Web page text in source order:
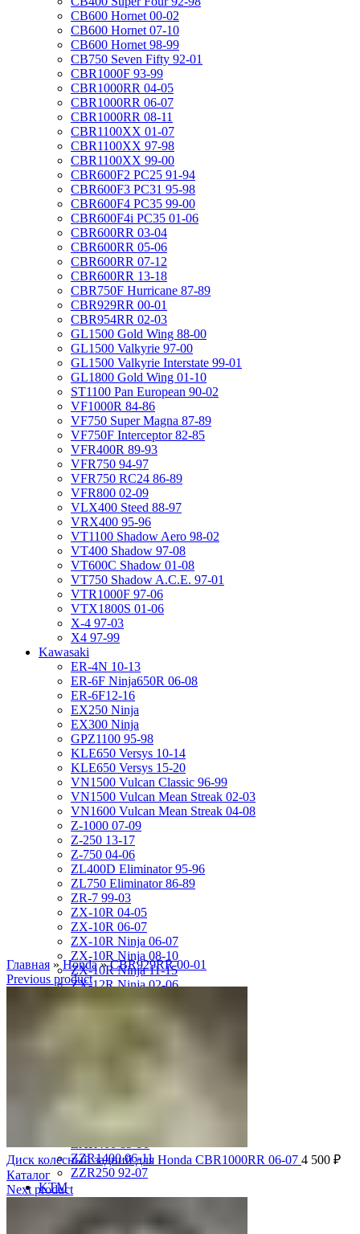
CB600 Hornet 00-02
CB600 Hornet 07-10
CB600 Hornet 98-99
CB750 Seven Fifty 92-01
CBR1000F 93-99
CBR1000RR 04-05
CBR1000RR 06-07
CBR1000RR 08-11
CBR1100XX 01-07
CBR1100XX 97-98
CBR1100XX 99-00
CBR600F2 PC25 91-94
CBR600F3 PC31 95-98
CBR600F4 PC35 99-00
CBR600F4i PC35 01-06
CBR600RR 03-04
CBR600RR 05-06
CBR600RR 07-12
CBR600RR 13-18
CBR750F Hurricane 87-89
CBR929RR 00-01
CBR954RR 02-03
GL1500 Gold Wing 88-00
GL1500 Valkyrie 97-00
GL1500 Valkyrie Interstate 99-01
GL1800 Gold Wing 01-10
ST1100 Pan European 90-02
VF1000R 84-86
VF750 Super Magna 87-89
VF750F Interceptor 82-85
VFR400R 89-93
VFR750 94-97
VFR750 RC24 86-89
VFR800 02-09
VLX400 Steed 88-97
VRX400 95-96
VT1100 Shadow Aero 98-02
VT400 Shadow 97-08
VT600C Shadow 01-08
VT750 Shadow A.C.E. 97-01
VTR1000F 97-06
VTX1800S 01-06
X-4 97-03
X4 97-99
Kawasaki
ER-4N 10-13
ER-6F Ninja650R 06-08
ER-6F12-16
EX250 Ninja
EX300 Ninja
GPZ1100 95-98
KLE650 Versys 10-14
KLE650 Versys 15-20
VN1500 Vulcan Classic 96-99
VN1500 Vulcan Mean Streak 02-03
VN1600 Vulcan Mean Streak 04-08
Z-1000 07-09
Z-250 13-17
Z-750 04-06
ZL400D Eliminator 95-96
ZL750 Eliminator 86-89
ZR-7 99-03
ZX-10R 04-05
ZX-10R 06-07
ZX-10R Ninja 06-07
ZX-10R Ninja 08-10
ZX-10R Ninja 11-15
ZX-12R Ninja 02-06
ZX-9R 94-97
ZZR1400 06-11
ZZR250 92-07
KTM
DUKE125 12-16
SMR950
Главная » Honda»CBR929RR 00-01
Previous product
Диск колесный задний для Honda CBR1000RR 06-07 4 500 ₽
Каталог
Next product